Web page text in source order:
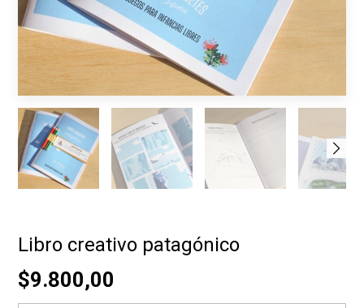
Libro creativo patagónico
$9.800,00